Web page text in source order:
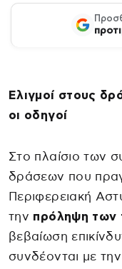
Ελιγμοί στους
οι οδηγοί
Στο πλαίσιο των
δράσεων που
Περιφερειακή
την πρόληψη των
βεβαίωση
συνδέονται με